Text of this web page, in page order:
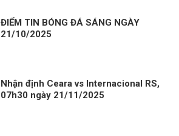
ĐIỂM TIN BÓNG ĐÁ SÁNG NGÀY
21/10/2025
Nhận định Ceara vs Internacional RS,
07h30 ngày 21/11/2025